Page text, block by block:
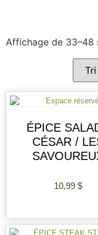
Affichage de 33–48
ÉPICE
CÉSAR /
10,99 $